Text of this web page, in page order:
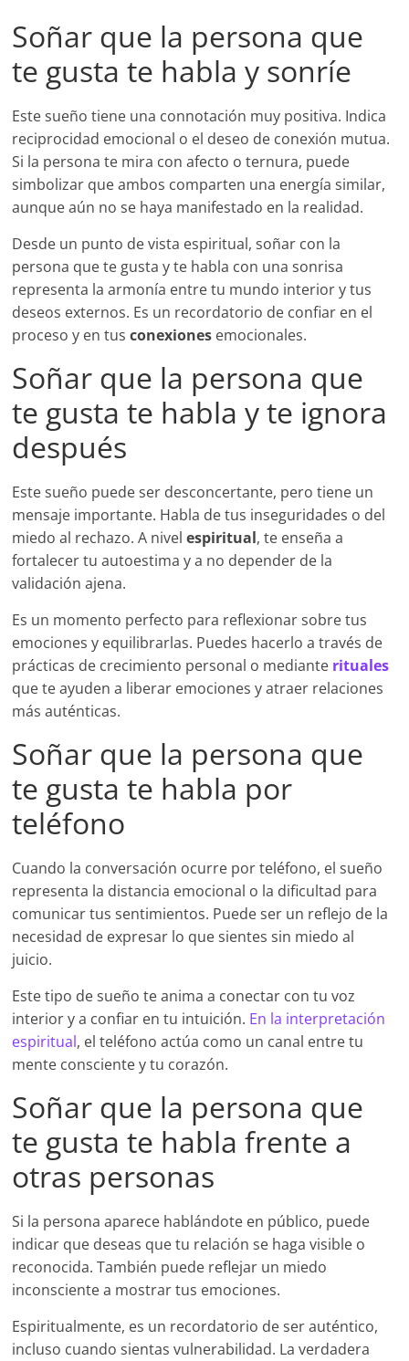
Soñar que la persona que
te gusta te habla y sonríe
Este sueño tiene una connotación muy positiva. Indica
reciprocidad emocional o el deseo de conexión mutua.
Si la persona te mira con afecto o ternura, puede
simbolizar que ambos comparten una energía similar,
aunque aún no se haya manifestado en la realidad.
Desde un punto de vista espiritual, soñar con la
persona que te gusta y te habla con una sonrisa
representa la armonía entre tu mundo interior y tus
deseos externos. Es un recordatorio de confiar en el
proceso y en tusconexiones emocionales.
Soñar que la persona que
te gusta te habla y te ignora
después
Este sueño puede ser desconcertante, pero tiene un
mensaje importante. Habla de tus inseguridades o del
miedo al rechazo. A nivelespiritual, te enseña a
fortalecer tu autoestima y a no depender de la
validación ajena.
Es un momento perfecto para reflexionar sobre tus
emociones y equilibrarlas. Puedes hacerlo a través de
prácticas de crecimiento personal o mediante rituales
que te ayuden a liberar emociones y atraer relaciones
más auténticas.
Soñar que la persona que
te gusta te habla por
teléfono
Cuando la conversación ocurre por teléfono, el sueño
representa la distancia emocional o la dificultad para
comunicar tus sentimientos. Puede ser un reflejo de la
necesidad de expresar lo que sientes sin miedo al
juicio.
Este tipo de sueño te anima a conectar con tu voz
interior y a confiar en tu intuición. En la interpretación
espiritual, el teléfono actúa como un canal entre tu
mente consciente y tu corazón.
Soñar que la persona que
te gusta te habla frente a
otras personas
Si la persona aparece hablándote en público, puede
indicar que deseas que tu relación se haga visible o
reconocida. También puede reflejar un miedo
inconsciente a mostrar tus emociones.
Espiritualmente, es un recordatorio de ser auténtico,
incluso cuando sientas vulnerabilidad. La verdadera